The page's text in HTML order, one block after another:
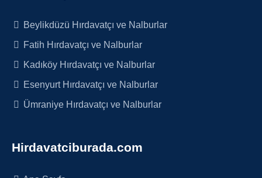
Beylikdüzü Hırdavatçı ve Nalburlar
Fatih Hırdavatçı ve Nalburlar
Kadıköy Hırdavatçı ve Nalburlar
Esenyurt Hırdavatçı ve Nalburlar
Ümraniye Hırdavatçı ve Nalburlar
Hirdavatciburada.com